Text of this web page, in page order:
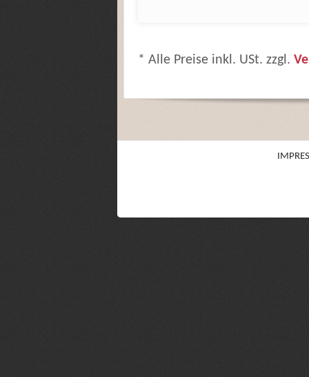
* Alle Preise inkl. USt. zzgl.